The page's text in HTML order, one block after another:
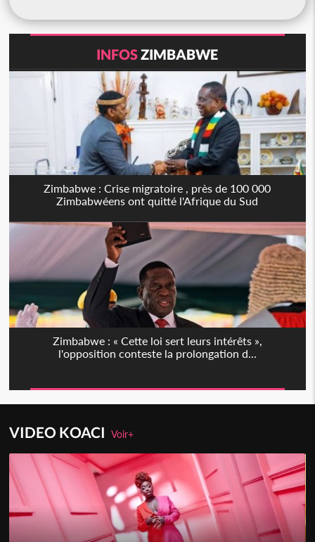
INFOSZIMBABWE
Zimbabwe : Crise migratoire , près de 100 000
Zimbabwéens ont quitté l'Afrique du Sud
Zimbabwe : « Cette loi sert leurs intérêts »,
l'opposition conteste la prolongation d...
VIDEO KOACIVoir+